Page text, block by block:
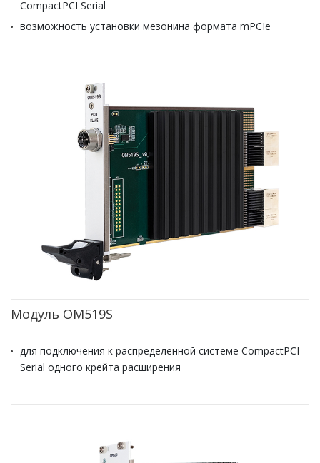
CompactPCI Serial
возможность установки мезонина формата mPCIe
Модуль ОМ519S
для подключения к распределенной системе CompactPCI
Serial одного крейта расширения